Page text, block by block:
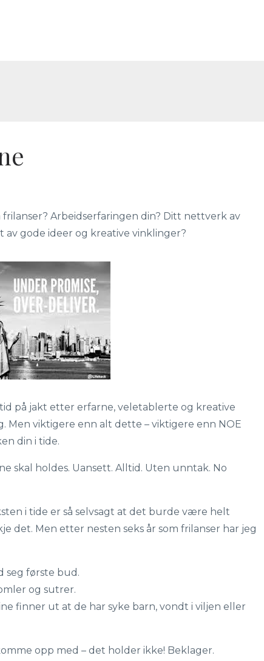
Arbeidserfaringen din? Ditt nettverk av
gode ideer og kreative vinklinger?
på jakt etter erfarne, veletablerte og kreative
Men viktigere enn alt dette – viktigere enn NOE
din i tide.
skal holdes. Uansett. Alltid. Uten unntak. No
i tide er så selvsagt at det burde være helt
det. Men etter nesten seks år som frilanser har jeg
seg første bud.
og sutrer.
finner ut at de har syke barn, vondt i viljen eller
opp med – det holder ikke! Beklager.